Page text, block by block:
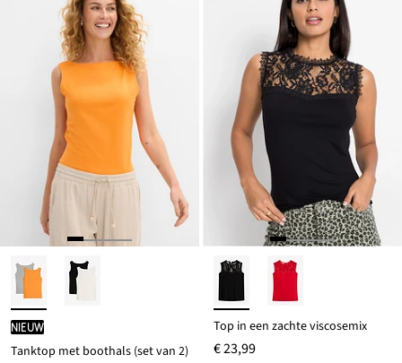
Nieuw
Tanktop met boothals (set van 2)
Top in een zachte viscosemix
€ 23,99